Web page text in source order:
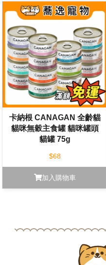
卡納根 CANAGAN 全齡貓
貓咪無穀主食罐 貓咪罐頭
貓罐 75g
$68
加入購物車